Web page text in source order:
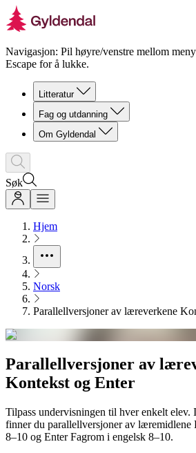
Navigasjon: Pil høyre/venstre mellom
Escape for å lukke.
Litteratur
Fag og utdanning
Om Gyldendal
Søk
Hjem
Norsk
Parallellversjoner av læreverkene
Parallellversjoner av
Kontekst og Enter
Tilpass undervisningen til hver enkelt
finner du parallellversjoner av læremidlene
8–10 og Enter Fagrom i engelsk 8–10.